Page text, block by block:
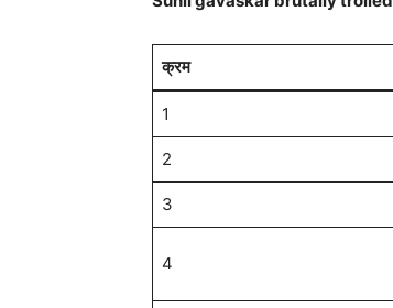
क्रम
1
2
3
4